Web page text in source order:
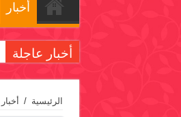
أخبار
أخبار عاجلة
الرئيسية / أخبار